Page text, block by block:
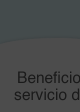
servicio